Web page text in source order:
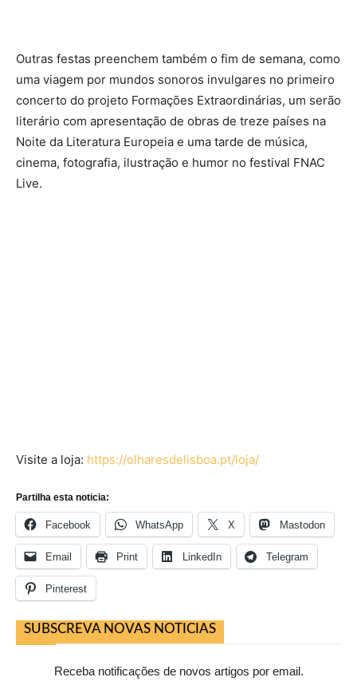
Outras festas preenchem também o fim de semana, como
uma viagem por mundos sonoros invulgares no primeiro
concerto do projeto Formações Extraordinárias, um serão
literário com apresentação de obras de treze países na
Noite da Literatura Europeia e uma tarde de música,
cinema, fotografia, ilustração e humor no festival FNAC
Live.
Visite a loja: https://olharesdelisboa.pt/loja/
Partilha esta noticia:
Facebook WhatsApp X Mastodon
Email Print LinkedIn Telegram
Pinterest
SUBSCREVA NOVAS NOTICIAS
Receba notificações de novos artigos por email.